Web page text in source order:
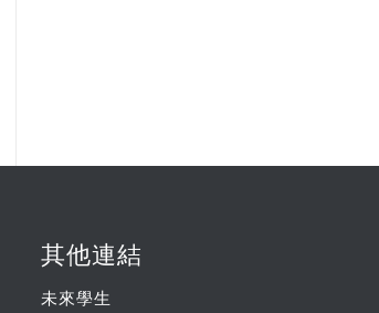
其他連結
未來學生